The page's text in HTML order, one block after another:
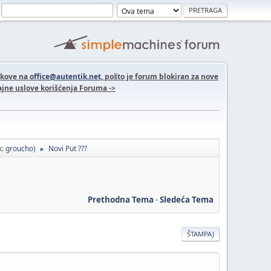
naoffice@autentik.net, pošto je forum blokiran za nove
uslove korišćenja Foruma ->
groucho) ► Novi Put ???
Prethodna Tema -Sledeća Tema
ŠTAMPAJ